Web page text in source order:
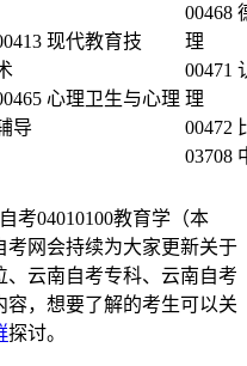
现代教育技
心理卫生与心理
导
00468
00471
00472
03708
04010100教育学（本
网会持续为大家更新关于
云南自考专科、云南自考
，想要了解的考生可以关
探讨。